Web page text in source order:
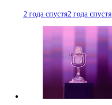
2 года спустя2 года спустя